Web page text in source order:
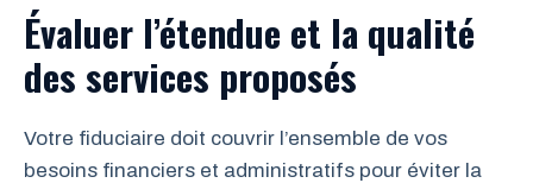
Évaluer l’étendue et la qualité
des services proposés
Votre fiduciaire doit couvrir l’ensemble de vos
besoins financiers et administratifs pour éviter la